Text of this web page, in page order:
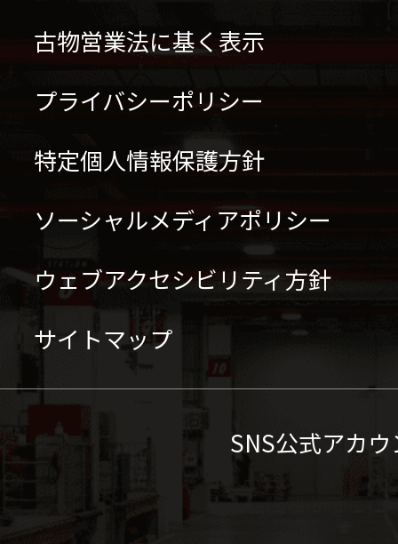
古物営業法に基く表示
プライバシーポリシー
特定個人情報保護方針
ソーシャルメディアポリシー
ウェブアクセシビリティ方針
サイトマップ
SNS公式アカ